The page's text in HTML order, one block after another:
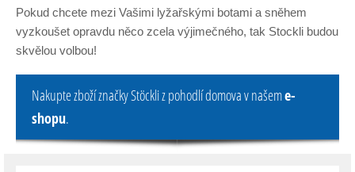
Pokud chcete mezi Vašimi lyžařskými botami a sněhem
vyzkoušet opravdu něco zcela výjimečného, tak Stockli budou
skvělou volbou!
Nakupte zboží značky Stöckli z pohodlí domova v našeme-
shopu.